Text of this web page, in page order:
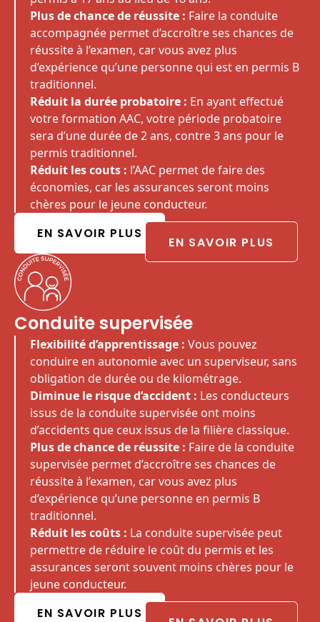
Plus de chance de réussite : Faire la conduite
accompagnée permet d’accroître ses chances de
réussite à l’examen, car vous avez plus
d’expérience qu’une personne qui est en permis B
traditionnel.
Réduit la durée probatoire : En ayant effectué
votre formation AAC, votre période probatoire
sera d’une durée de 2 ans, contre 3 ans pour le
permis traditionnel.
Réduit les couts : l’AAC permet de faire des
économies, car les assurances seront moins
chères pour le jeune conducteur.
EN SAVOIR PLUS
Conduite supervisée
Flexibilité d’apprentissage : Vous pouvez
conduire en autonomie avec un superviseur, sans
obligation de durée ou de kilométrage.
Diminue le risque d’accident : Les conducteurs
issus de la conduite supervisée ont moins
d’accidents que ceux issus de la filière classique.
Plus de chance de réussite : Faire de la conduite
supervisée permet d’accroître ses chances de
réussite à l’examen, car vous avez plus
d’expérience qu’une personne en permis B
traditionnel.
Réduit les coûts : La conduite supervisée peut
permettre de réduire le coût du permis et les
assurances seront souvent moins chères pour le
jeune conducteur.
EN SAVOIR PLUS